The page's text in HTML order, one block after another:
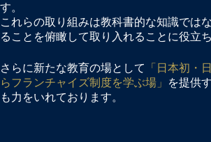
す。
これらの取り組みは教科書的な知識では
ることを俯瞰して取り入れることに役立ち
さらに新たな教育の場として
「日本初
らフランチャイズ制度を学ぶ場」
を提供
も力をいれております。